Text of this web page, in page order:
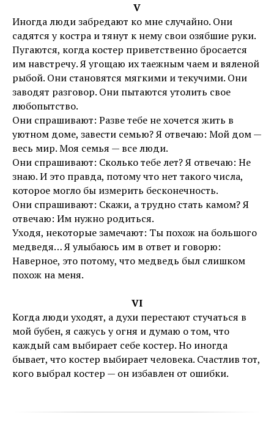
V
Иногда люди забредают ко мне случайно. Они
садятся у костра и тянут к нему свои озябшие руки.
Пугаются, когда костер приветственно бросается
им навстречу. Я угощаю их таежным чаем и вяленой
рыбой. Они становятся мягкими и текучими. Они
заводят разговор. Они пытаются утолить свое
любопытство.
Они спрашивают: Разве тебе не хочется жить в
уютном доме, завести семью? Я отвечаю: Мой дом —
весь мир. Моя семья — все люди.
Они спрашивают: Сколько тебе лет? Я отвечаю: Не
знаю. И это правда, потому что нет такого числа,
которое могло бы измерить бесконечность.
Они спрашивают: Скажи, а трудно стать камом? Я
отвечаю: Им нужно родиться.
Уходя, некоторые замечают: Ты похож на большого
медведя… Я улыбаюсь им в ответ и говорю:
Наверное, это потому, что медведь был слишком
похож на меня.
VI
Когда люди уходят, а духи перестают стучаться в
мой бубен, я сажусь у огня и думаю о том, что
каждый сам выбирает себе костер. Но иногда
бывает, что костер выбирает человека. Счастлив тот,
кого выбрал костер — он избавлен от ошибки.